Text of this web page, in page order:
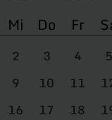
Mi Do Fr
2 3 4 5
9 10 11
16 17 18